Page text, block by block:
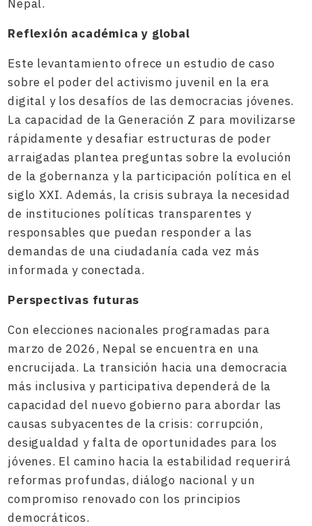
Nepal.
Reflexión académica y global
Este levantamiento ofrece un estudio de caso
sobre el poder del activismo juvenil en la era
digital y los desafíos de las democracias jóvenes.
La capacidad de la Generación Z para movilizarse
rápidamente y desafiar estructuras de poder
arraigadas plantea preguntas sobre la evolución
de la gobernanza y la participación política en el
siglo XXI. Además, la crisis subraya la necesidad
de instituciones políticas transparentes y
responsables que puedan responder a las
demandas de una ciudadanía cada vez más
informada y conectada.
Perspectivas futuras
Con elecciones nacionales programadas para
marzo de 2026, Nepal se encuentra en una
encrucijada. La transición hacia una democracia
más inclusiva y participativa dependerá de la
capacidad del nuevo gobierno para abordar las
causas subyacentes de la crisis: corrupción,
desigualdad y falta de oportunidades para los
jóvenes. El camino hacia la estabilidad requerirá
reformas profundas, diálogo nacional y un
compromiso renovado con los principios
democráticos.